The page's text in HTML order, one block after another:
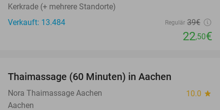
Kerkrade (+ mehrere Standorte)
Verkauft: 13.484
Regulär 39€
22,50€
Thaimassage (60 Minuten) in Aachen
Nora Thaimassage Aachen 10.0 star
Aachen